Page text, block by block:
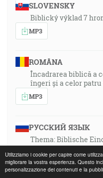
Utilizziamo i cookie per capire come
migliorare la vostra esperienza. Questo
personalizzazione dei contenuti e la
SLOVENSKY
Biblický výklad 7
MP3
ROMÂNA
Încadrarea biblică a
îngeri și a celor patru
MP3
РУССКИЙ ЯЗЫК
Thema: Biblische
4 Engel und die 4
MP3